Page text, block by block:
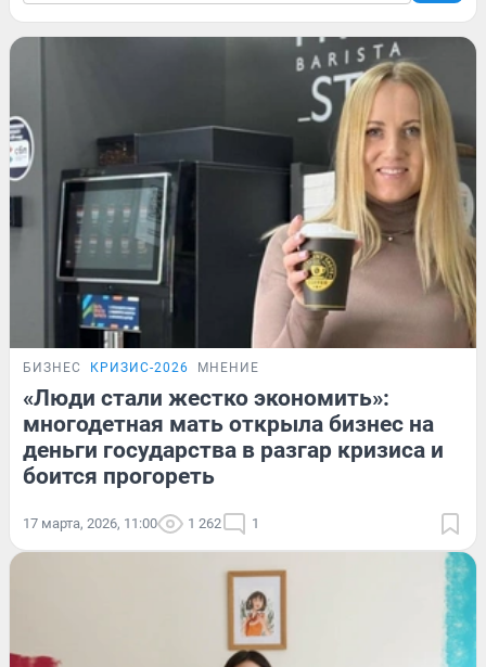
БИЗНЕС КРИЗИС-2026 МНЕНИЕ
«Люди стали жестко экономить»:
многодетная мать открыла бизнес на
деньги государства в разгар кризиса и
боится прогореть
17 марта, 2026, 11:00 1 262 1